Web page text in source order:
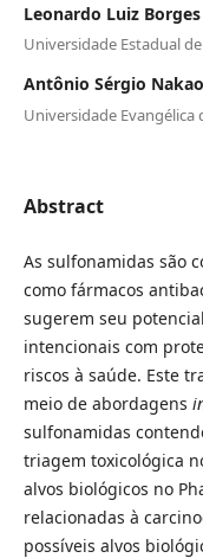
Leonardo Luiz Borges
Universidade Estadual de
Antônio Sérgio
Universidade Evangélica
Abstract
As sulfonamidas são
como fármacos
sugerem seu
intencionais com
riscos à saúde. Este
meio de abordagens
sulfonamidas
triagem toxicológica
alvos biológicos no
relacionadas à
possíveis alvos